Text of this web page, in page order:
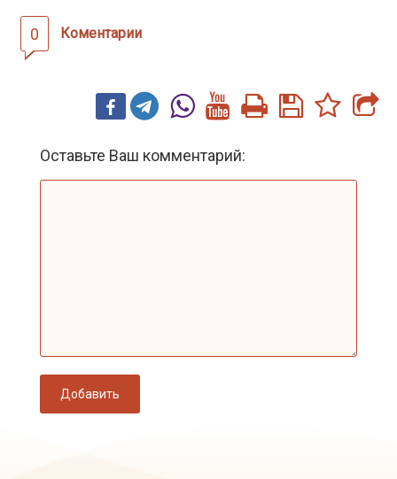
0 Коментарии
Оставьте Ваш комментарий:
Добавить